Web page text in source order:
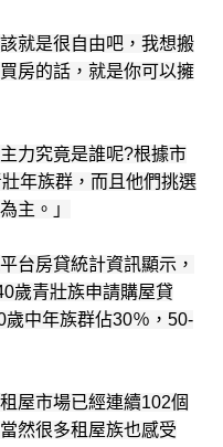
就是很自由吧，我想搬
房的話，就是你可以擁
力究竟是誰呢?根據市
年族群，而且他們挑選
主。」
台房貸統計資訊顯示，
歲青壯族申請購屋貸
中年族群佔30％，50-
屋市場已經連續102個
然很多租屋族也感受